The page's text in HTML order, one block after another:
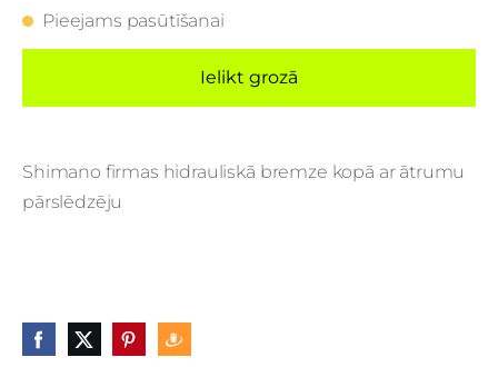
Pieejams pasūtīšanai
Ielikt grozā
Shimano firmas hidrauliskā bremze kopā ar ātrumu
pārslēdzēju